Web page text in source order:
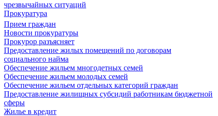
чрезвычайных ситуаций
Прокуратура
Прием граждан
Новости прокуратуры
Прокурор разъясняет
Предоставление жилых помещений по договорам
социального найма
Обеспечение жильем многодетных семей
Обеспечение жильем молодых семей
Обеспечение жильем отдельных категорий граждан
Предоставление жилищных субсидий работникам бюджетной
сферы
Жилье в кредит